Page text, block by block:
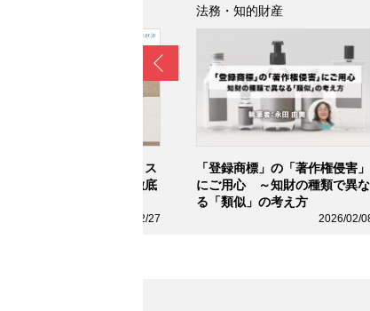
再生と破産のちがいは？ス
トアップ経営者向けに徹底
2026/02/27
法務・知的財産
「登録商標」の「著作権侵害」
にご用心 ～知財の種類で異な
る「類似」の考え方
2026/02/